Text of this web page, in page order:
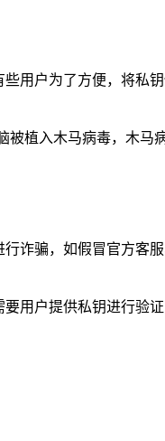
用户为了方便，将私
植入木马病毒，木
诈骗，如假冒官方客
用户提供私钥进行验